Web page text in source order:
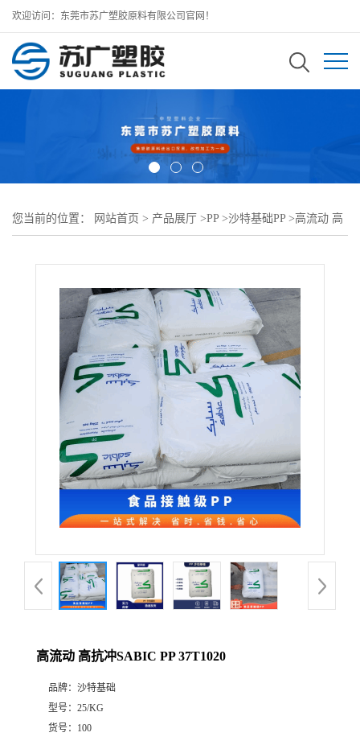
欢迎访问：东莞市苏广塑胶原料有限公司官网！
您当前的位置： 网站首页 > 产品展厅 >PP >沙特基础PP >高流动 高
高流动 高抗冲SABIC PP 37T1020
品牌： 沙特基础
型号： 25/KG
货号： 100